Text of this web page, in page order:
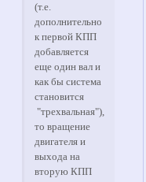
(т.е.
дополнительно
к первой КПП
добавляется
еще один вал и
как бы система
становится
"трехвальная"),
то вращение
двигателя и
выхода на
вторую КПП